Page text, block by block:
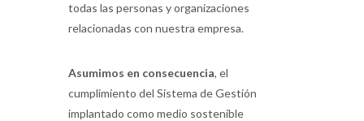
todas las personas y organizaciones
relacionadas con nuestra empresa.
Asumimos en consecuencia, el
cumplimiento del Sistema de Gestión
implantado como medio sostenible